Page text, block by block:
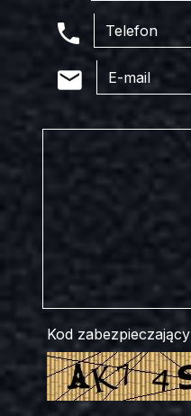
Kod zabezpieczający